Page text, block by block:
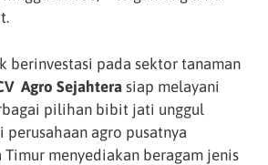
berinvestasi pada sektor tanaman
Agro Sejahtera siap melayani
pilihan bibit jati unggul
perusahaan agro pusatnya
Timur menyediakan beragam jenis